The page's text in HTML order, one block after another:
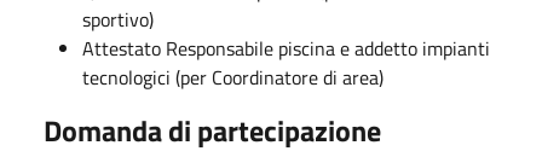
sportivo)
Attestato Responsabile piscina e addetto impianti
tecnologici (per Coordinatore di area)
Domanda di partecipazione